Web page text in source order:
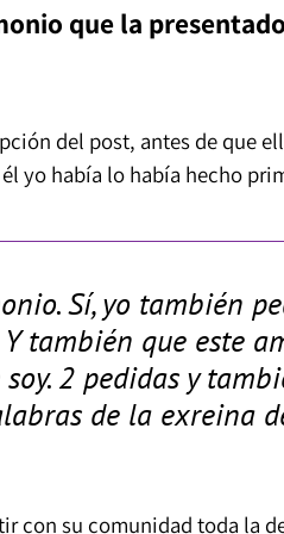
que la
del post, antes de que
yo había lo había hecho
Sí, yo también
también que este
2 pedidas y
de la exreina
con su comunidad toda la